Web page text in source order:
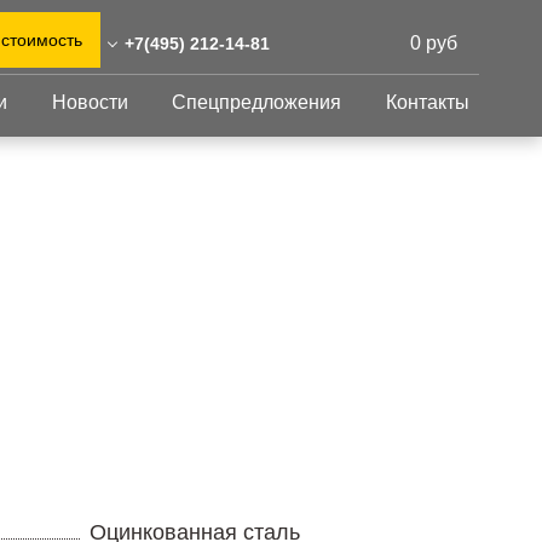
+7(495) 212-14-81
212-14-81
0 руб
Новости Спецпредложения Контакты
Оцинкованная сталь